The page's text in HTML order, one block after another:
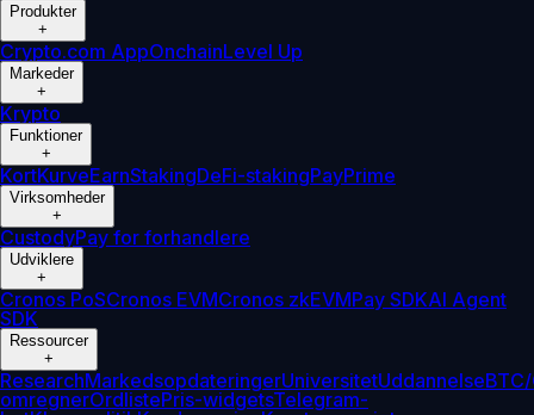
Produkter
+
Crypto.com AppOnchainLevel Up
Markeder
+
Krypto
Funktioner
+
KortKurveEarnStakingDeFi-stakingPayPrime
Virksomheder
+
CustodyPay for forhandlere
Udviklere
+
Cronos PoSCronos EVMCronos zkEVMPay SDKAI Agent
SDK
Ressourcer
+
ResearchMarkedsopdateringerUniversitetUddannelse
omregnerOrdlistePris-widgetsTelegram-